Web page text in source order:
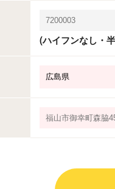
(ハイフンなし・